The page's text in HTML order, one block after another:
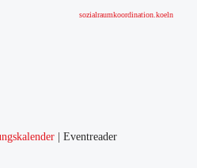
sozialraumkoordination.koeln
Eventreader